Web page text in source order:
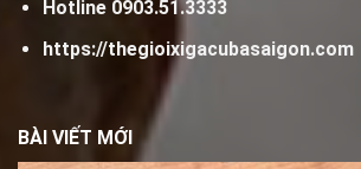
Hotline 0903.51.3333
https://thegioixigacubasaigon.com
BÀI VIẾT MỚI